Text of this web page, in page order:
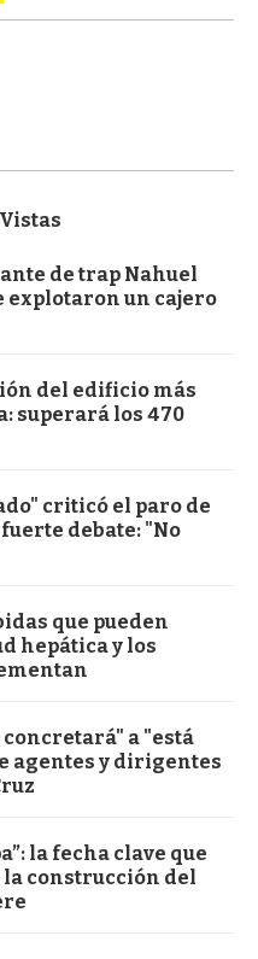
de trap Nahuel
explotaron un cajero
del edificio más
superará los 470
criticó el paro de
debate: "No
que pueden
hepática y los
a "está
agentes y dirigentes
la fecha clave que
construcción del